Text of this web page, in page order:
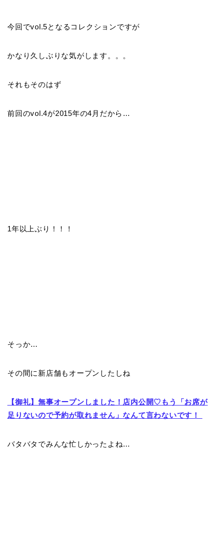
今回でvol.5となるコレクションですが
かなり久しぶりな気がします。。。
それもそのはず
前回のvol.4が2015年の4月だから…
1年以上ぶり！！！
そっか…
その間に新店舗もオープンしたしね
【御礼】無事オープンしました！店内公開♡もう「お席が
足りないので予約が取れません」なんて言わないです！
バタバタでみんな忙しかったよね…